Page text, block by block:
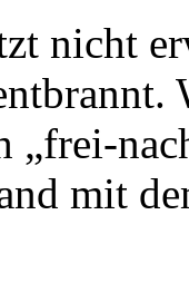
nicht
„frei-
mit